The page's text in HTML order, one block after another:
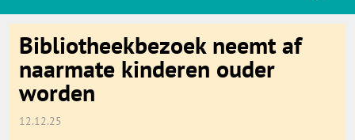
Favorieten
Bibliotheekbezoek neemt af
naarmate kinderen ouder
worden
12.12.25